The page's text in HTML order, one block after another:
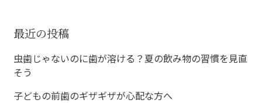
シ
ョ
ン
最近の投稿
虫歯じゃないのに歯が溶ける？夏の飲み物の習慣を見直
そう
子どもの前歯のギザギザが心配な方へ